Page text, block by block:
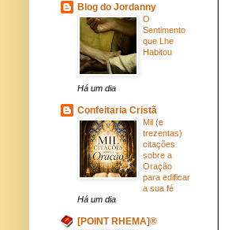
Blog do Jordanny
O
Sentimento
que Lhe
Habitou
Há um dia
Confeitaria Cristã
Mil (e
trezentas)
citações
sobre a
Oração
para edificar
a sua fé
Há um dia
[POINT RHEMA]®